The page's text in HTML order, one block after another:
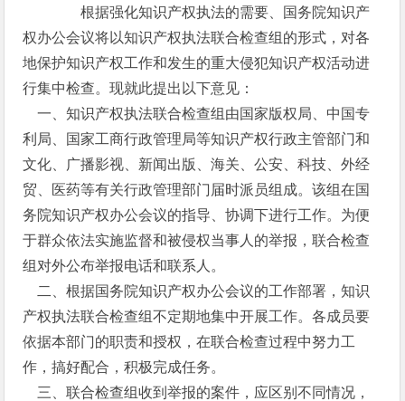
根据强化知识产权执法的需要、国务院知识产
权办公会议将以知识产权执法联合检查组的形式，对各
地保护知识产权工作和发生的重大侵犯知识产权活动进
行集中检查。现就此提出以下意见：
一、知识产权执法联合检查组由国家版权局、中国专
利局、国家工商行政管理局等知识产权行政主管部门和
文化、广播影视、新闻出版、海关、公安、科技、外经
贸、医药等有关行政管理部门届时派员组成。该组在国
务院知识产权办公会议的指导、协调下进行工作。为便
于群众依法实施监督和被侵权当事人的举报，联合检查
组对外公布举报电话和联系人。
二、根据国务院知识产权办公会议的工作部署，知识
产权执法联合检查组不定期地集中开展工作。各成员要
依据本部门的职责和授权，在联合检查过程中努力工
作，搞好配合，积极完成任务。
三、联合检查组收到举报的案件，应区别不同情况，